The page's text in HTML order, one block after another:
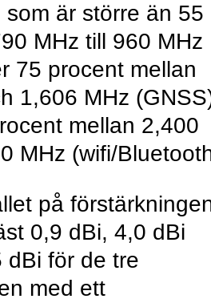
är större än 55
MHz till 960 MHz
75 procent mellan
1,606 MHz
mellan 2,400
MHz (wifi/
på
0,9 dBi, 4,0 dBi
dBi för de tre
med ett